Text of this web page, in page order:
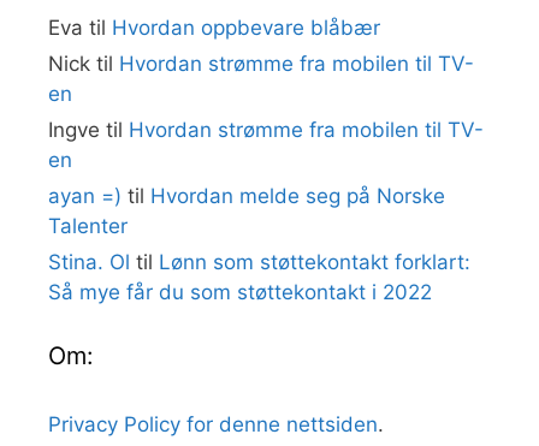
Eva til Hvordan oppbevare blåbær
Nick til Hvordan strømme fra mobilen til TV-
en
Ingve til Hvordan strømme fra mobilen til TV-
en
ayan =) til Hvordan melde seg på Norske
Talenter
Stina. Ol til Lønn som støttekontakt forklart:
Så mye får du som støttekontakt i 2022
Om:
Privacy Policy for denne nettsiden.